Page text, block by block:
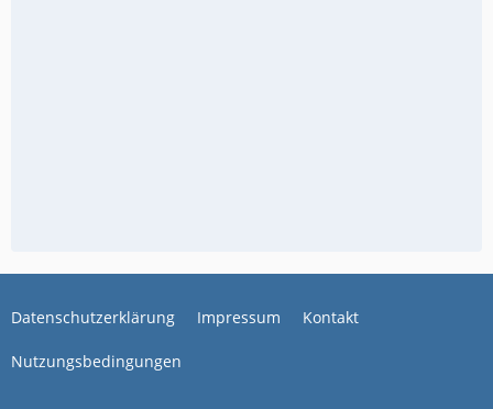
Datenschutzerklärung Impressum Kontakt
Nutzungsbedingungen